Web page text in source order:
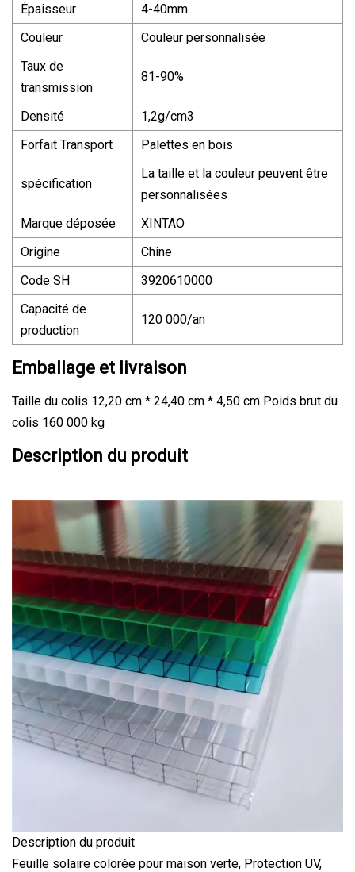
Épaisseur
4-40mm
Couleur
Couleur personnalisée
Taux de
transmission
81-90%
Densité
1,2g/cm3
Forfait Transport
Palettes en bois
spécification
La taille et la couleur peuvent être
personnalisées
Marque déposée
XINTAO
Origine
Chine
Code SH
3920610000
Capacité de
production
120 000/an
Emballage et livraison
Taille du colis 12,20 cm * 24,40 cm * 4,50 cm Poids brut du
colis 160 000 kg
Description du produit
Description du produit
Feuille solaire colorée pour maison verte, Protection UV,